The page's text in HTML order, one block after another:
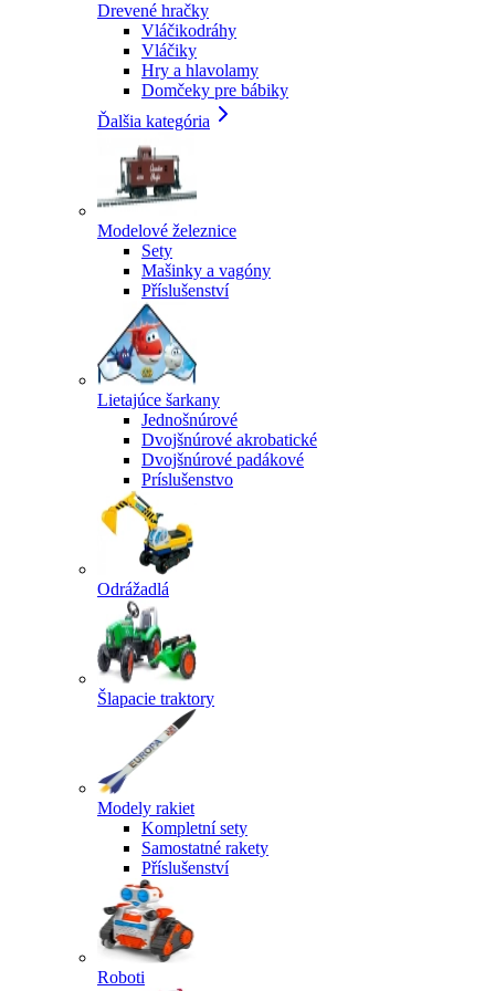
Drevené hračky
Vláčikodráhy
Vláčiky
Hry a hlavolamy
Domčeky pre bábiky
Ďalšia kategória
Modelové železnice
Sety
Mašinky a vagóny
Příslušenství
Lietajúce šarkany
Jednošnúrové
Dvojšnúrové akrobatické
Dvojšnúrové padákové
Príslušenstvo
Odrážadlá
Šlapacie traktory
Modely rakiet
Kompletní sety
Samostatné rakety
Příslušenství
Roboti